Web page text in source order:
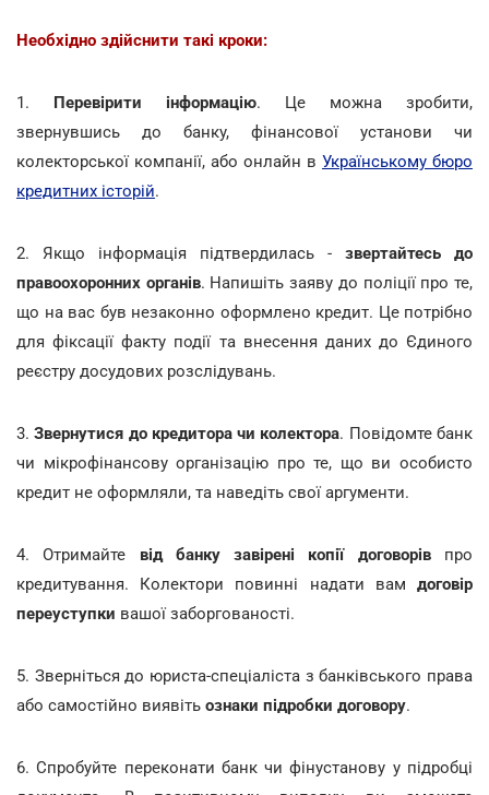
Необхідно здійснити такі кроки:
1. Перевірити інформацію. Це можна зробити,
звернувшись до банку, фінансової установи чи
колекторської компанії, або онлайн в Українському бюро
кредитних історій.
2. Якщо інформація підтвердилась - звертайтесь до
правоохоронних органів. Напишіть заяву до поліції про те,
що на вас був незаконно оформлено кредит. Це потрібно
для фіксації факту події та внесення даних до Єдиного
реєстру досудових розслідувань.
3.Звернутися до кредитора чи колектора. Повідомте банк
чи мікрофінансову організацію про те, що ви особисто
кредит не оформляли, та наведіть свої аргументи.
4. Отримайте від банку завірені копії договорів про
кредитування. Колектори повинні надати вам договір
переуступки вашої заборгованості.
5. Зверніться до юриста-спеціаліста з банківського права
або самостійно виявіть ознаки підробки договору.
6. Спробуйте переконати банк чи фінустанову у підробці